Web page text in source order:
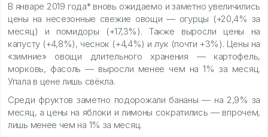
В январе 2019 года* вновь ожидаемо и заметно увеличились
цены на несезонные свежие овощи — огурцы (+20,4% за
месяц) и помидоры (+17,3%). Также выросли цены на
капусту (+4,8%), чеснок (+4,4%) и лук (почти +3%). Цены на
«зимние» овощи длительного хранения — картофель,
морковь, фасоль — выросли менее чем на 1% за месяц.
Упала в цене лишь свёкла.
Среди фруктов заметно подорожали бананы — на 2,9% за
месяц, а цены на яблоки и лимоны сократились — впрочем,
лишь менее чем на 1% за месяц.